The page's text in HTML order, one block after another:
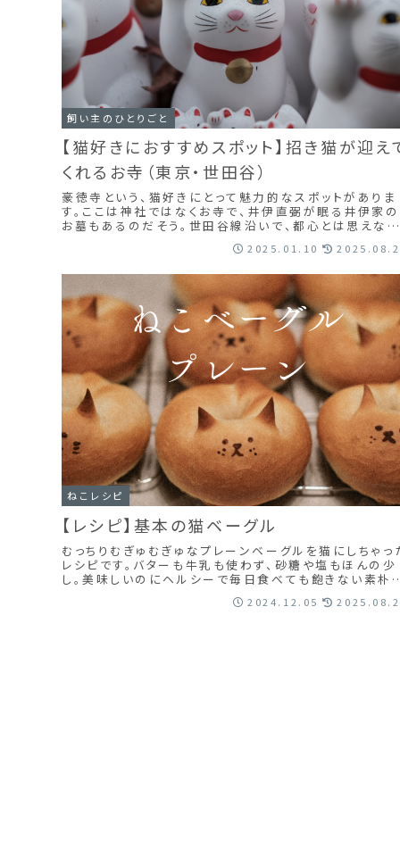
飼い主のひとりごと
【猫好きにおすすめスポット】招き猫が迎え
くれるお寺（東京・世田谷）
豪徳寺という、猫好きにとって魅力的なスポットがありま
す。ここは神社ではなくお寺で、井伊直弼が眠る井伊家の
お墓もあるのだそう。世田谷線沿いで、都心とは思えない
静かで落ち着いた立地です。私の自宅からは電車...
2025.01.10
ねこレシピ
【レシピ】基本の猫ベーグル
むっちりむぎゅむぎゅなプレーンベーグルを猫にしちゃっ
レシピです。バターも牛乳も使わず、砂糖や塩もほんの少
し。美味しいのにヘルシーで毎日食べても飽きない素朴
2024.12.05